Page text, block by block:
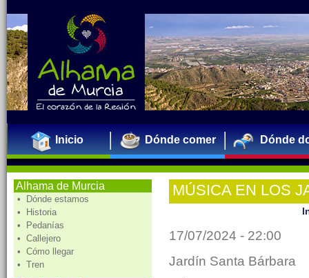
Inicio Dónde comer Dónde
Alhama de Murcia
• Dónde estamos
• Historia
• Pedanías
• Callejero
• Cómo llegar
• Tren
MÚSICA EN LOS
17/07/2024 - 22:00
Jardín Santa Bárbara